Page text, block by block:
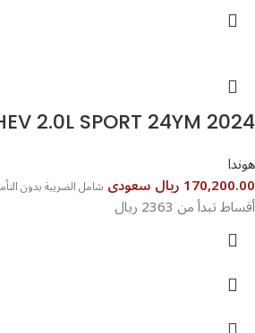
2.0L SPORT 24YM 2024
هوندا
170,200.00 ريال سعودى شامل الضريبة بدون
أقساط تبدأ من 2363 ريال